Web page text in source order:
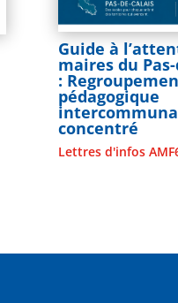
Guide à
maires du
:
pédagogique
concentré
Lettres d'infos